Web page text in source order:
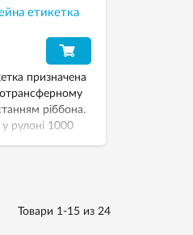
етикетка
призначена
ріббона.
рулоні 1000
Товари 1-15 из 24